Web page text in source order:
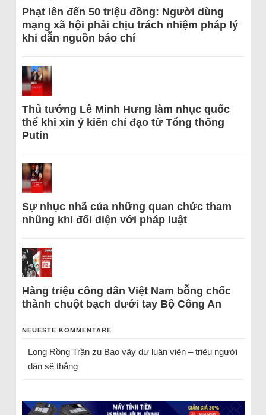
Phạt lên đến 50 triệu đồng: Người dùng
mạng xã hội phải chịu trách nhiệm pháp lý
khi dẫn nguồn báo chí
Thủ tướng Lê Minh Hưng làm nhục quốc
thể khi xin ý kiến chỉ đạo từ Tổng thống
Putin
Sự nhục nhã của những quan chức tham
nhũng khi đối diện với pháp luật
Hàng triệu công dân Việt Nam bỗng chốc
thành chuột bạch dưới tay Bộ Công An
NEUESTE KOMMENTARE
Long Rồng Trầnzu Bao vây dư luận viên – triệu người
dân sẽ thắng